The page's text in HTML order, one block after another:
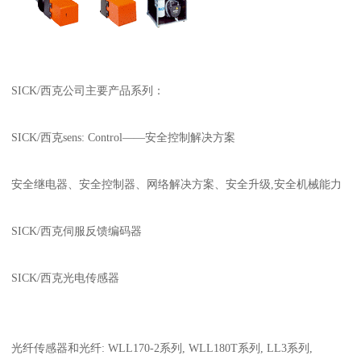
SICK/西克公司主要产品系列：
SICK/西克sens: Control——安全控制解决方案
安全继电器、安全控制器、网络解决方案、安全升级,安全机械能力
SICK/西克伺服反馈编码器
SICK/西克光电传感器
光纤传感器和光纤: WLL170-2系列, WLL180T系列, LL3系列,